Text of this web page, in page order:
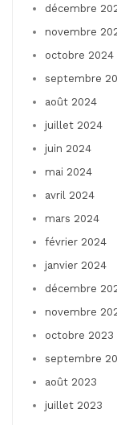
décembre
novembre
octobre 2024
septembre
août 2024
juillet 2024
juin 2024
mai 2024
avril 2024
mars 2024
février 2024
janvier 2024
décembre
novembre
octobre 2023
septembre
août 2023
juillet 2023